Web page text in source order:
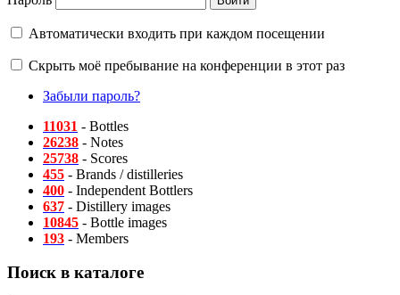
Автоматически входить при каждом посещении
Скрыть моё пребывание на конференции в этот раз
Забыли пароль?
11031 - Bottles
26238 - Notes
25738 - Scores
455 - Brands / distilleries
400 - Independent Bottlers
637 - Distillery images
10845 - Bottle images
193 - Members
Поиск в каталоге